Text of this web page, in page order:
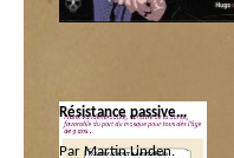
Résistance passive…
Par Martin Linden.